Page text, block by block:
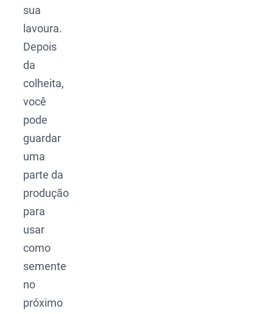
sua
lavoura.
Depois
da
colheita,
você
pode
guardar
uma
parte da
produção
para
usar
como
semente
no
próximo